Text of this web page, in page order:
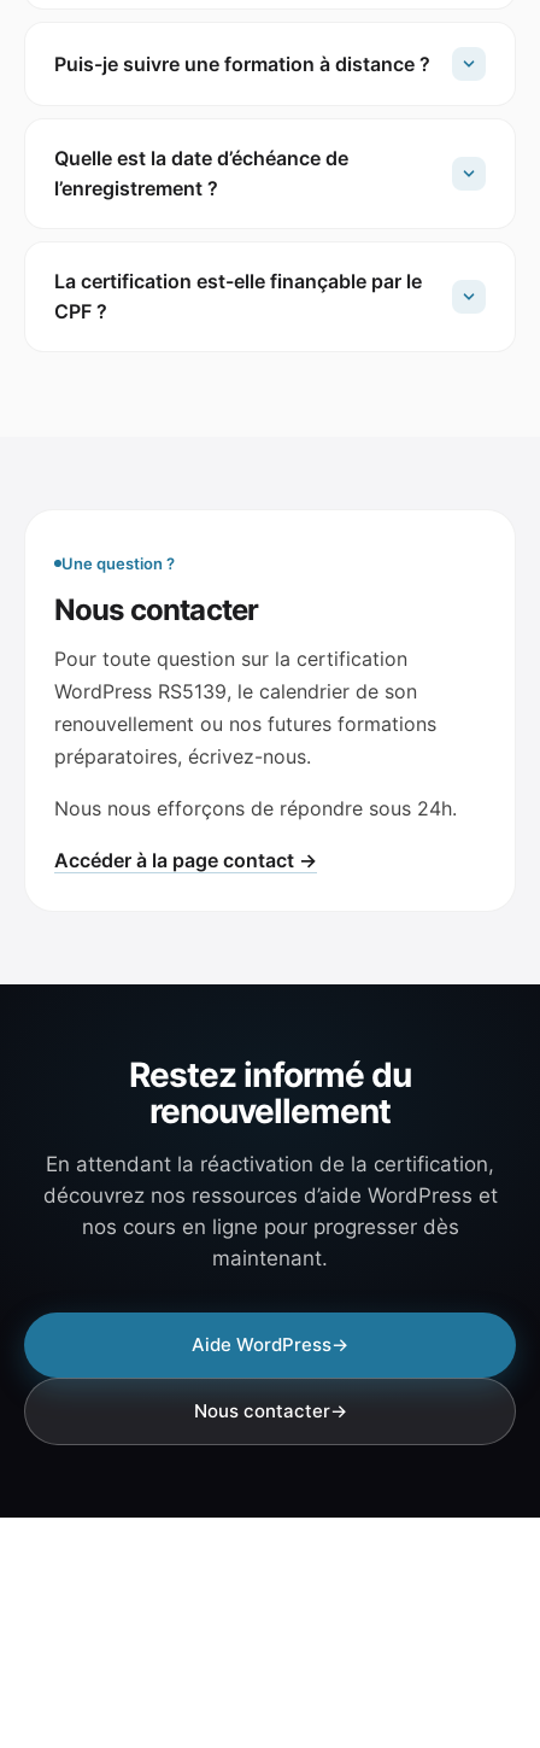
Puis-je suivre une formation à distance ?
Quelle est la date d’échéance de
l’enregistrement ?
La certification est-elle finançable par le
CPF ?
Une question ?
Nous contacter
Pour toute question sur la certification
WordPress RS5139, le calendrier de son
renouvellement ou nos futures formations
préparatoires, écrivez-nous.
Nous nous efforçons de répondre sous 24h.
Accéder à la page contact →
Restez informé du
renouvellement
En attendant la réactivation de la certification,
découvrez nos ressources d’aide WordPress et
nos cours en ligne pour progresser dès
maintenant.
Aide WordPress
Nous contacter